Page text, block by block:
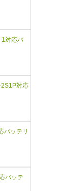
対応バ
対応
バッテリ
バッテ